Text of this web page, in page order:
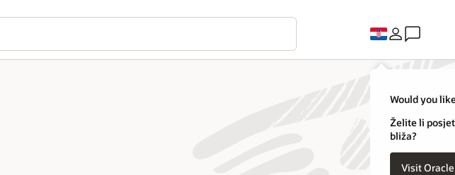
Would you
Želite li
bliža?
Visit